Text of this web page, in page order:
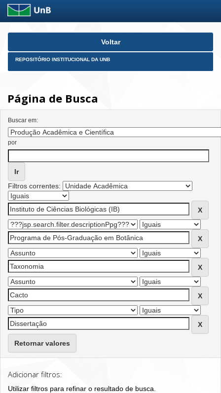
Skip
Voltar
REPOSITÓRIO INSTITUCIONAL DA UNB
Página de Busca
Buscar em:
por
Filtros correntes:
Retornar valores
Adicionar filtros:
Utilizar filtros para refinar o resultado de busca.